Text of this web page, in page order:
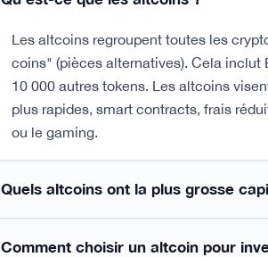
Les altcoins regroupent toutes les
coins" (pièces alternatives). Cela inclut
10 000 autres tokens. Les altcoins
plus rapides, smart contracts, frais
ou le gaming.
Quels altcoins ont la plus grosse
Comment choisir un altcoin pour